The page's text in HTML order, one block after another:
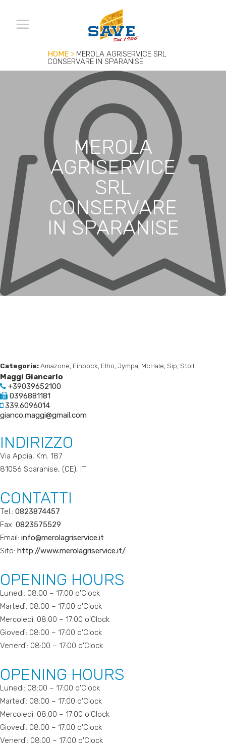
HOME > MEROLA AGRISERVICE SRL
CONSERVARE IN SPARANISE
MEROLA
AGRISERVICE
SRL
CONSERVARE
IN SPARANISE
Categorie:Amazone, Einbock, Elho, Jympa, McHale, Sip, Stoll
Maggi Giancarlo
+39039652100
0396881181
339.6096014
gianco.maggi@gmail.com
INDIRIZZO
Via Appia, Km. 187
81056 Sparanise, (CE), IT
CONTATTI
Tel.: 0823874457
Fax: 0823575529
Email: info@merolagriservice.it
Sito: http://www.merolagriservice.it/
OPENING HOURS
Lunedi: 08:00 – 17:00 o'Clock
Martedì: 08:00 – 17:00 o'Clock
Mercoledì: 08:00 – 17:00 o'Clock
Giovedì: 08:00 – 17:00 o'Clock
Venerdì: 08:00 – 17:00 o'Clock
OPENING HOURS
Lunedi: 08:00 – 17:00 o'Clock
Martedì: 08:00 – 17:00 o'Clock
Mercoledì: 08:00 – 17:00 o'Clock
Giovedì: 08:00 – 17:00 o'Clock
Venerdì: 08:00 – 17:00 o'Clock